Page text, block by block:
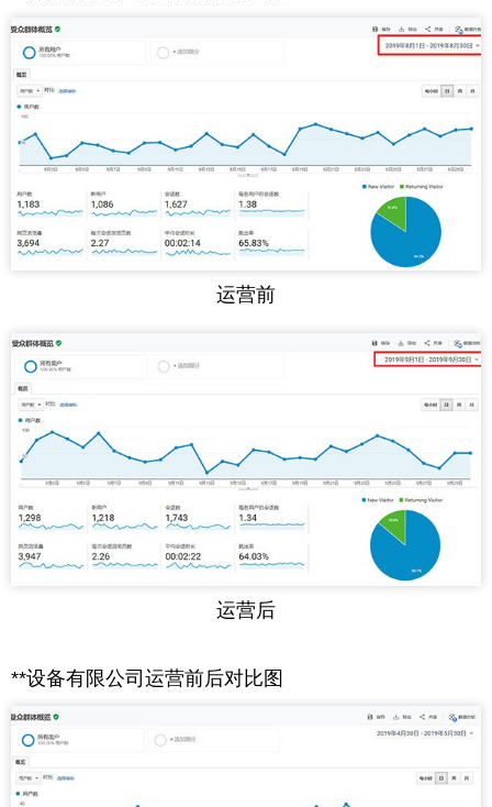
运营前
运营后
**设备有限公司运营前后对比图